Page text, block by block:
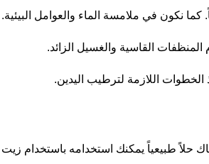
نكون في ملامسة الماء والعوامل البيئية.
القاسية والغسيل الزائد.
اللازمة لترطيب اليدين.
حلاً طبيعياً يمكنك استخدامه باستخدام زيت